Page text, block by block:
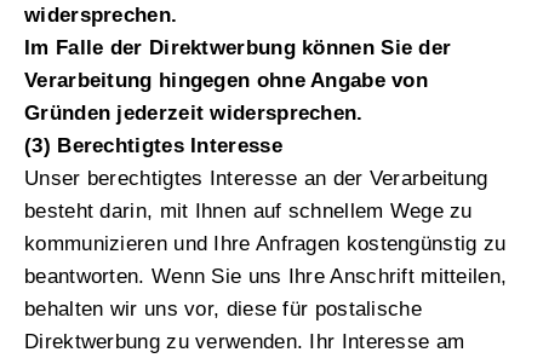
widersprechen.
Im Falle der Direktwerbung können Sie der
Verarbeitung hingegen ohne Angabe von
Gründen jederzeit widersprechen.
(3) Berechtigtes Interesse
Unser berechtigtes Interesse an der Verarbeitung
besteht darin, mit Ihnen auf schnellem Wege zu
kommunizieren und Ihre Anfragen kostengünstig zu
beantworten. Wenn Sie uns Ihre Anschrift mitteilen,
behalten wir uns vor, diese für postalische
Direktwerbung zu verwenden. Ihr Interesse am